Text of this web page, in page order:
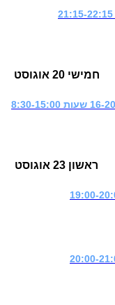
חמישי 20 אוגוסט
ראשון 23 אוגוסט